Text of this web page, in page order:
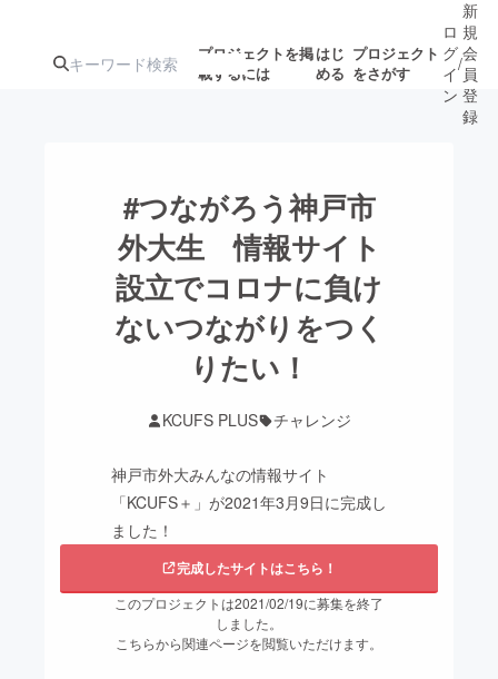
プロジェクトを掲
載するには
はじ
める
プロジェクト
をさがす
ターン
注目の新着プロ
ジェクト
募集終了が近いプ
ロジェクト
アート・写真
テクノロジー・ガジェット
映像・映画
ビジネス・起業
まちづくり・地域活性化
CAMPFIRE for Social GoodCAMPFIRE Creation
CAMPFIREふるさと納税machi-yaコミュニティ
ロ
グ
イ
ン
/
新
規
会
員
登
録
#つながろう神戸市
外大生 情報サイト
設立でコロナに負け
ないつながりをつく
りたい！
KCUFS PLUS チャレンジ
神戸市外大みんなの情報サイト
「KCUFS＋」が2021年3月9日に完成し
ました！
完成したサイトはこちら！
このプロジェクトは2021/02/19に募集を終了
しました。
こちらから関連ページを閲覧いただけます。